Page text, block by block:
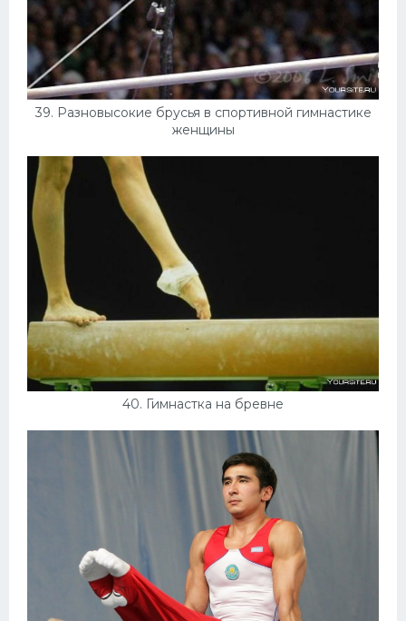
39. Разновысокие брусья в спортивной гимнастике
женщины
40. Гимнастка на бревне